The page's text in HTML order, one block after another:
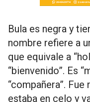
Bula es negra y
nombre refiere a
que equivale a
“bienvenido”. Es
“compañera”.
estaba en celo y